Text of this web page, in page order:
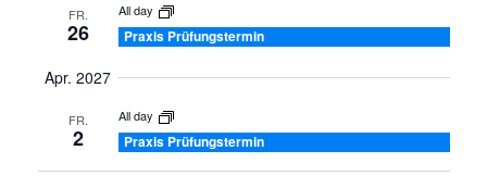
FR.
26
All day
Praxis Prüfungstermin
Apr. 2027
FR.
2
All day
Praxis Prüfungstermin